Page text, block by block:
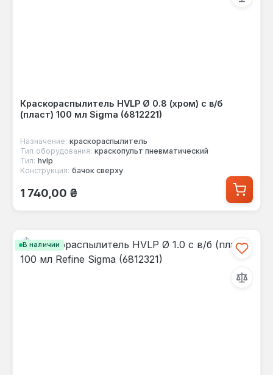
Краскораспылитель HVLP Ø 0.8 (хром) с в/б
(пласт) 100 мл Sigma (6812221)
Назначение: краскораспылитель
Тип оборудования: краскопульт пневматический
Тип: hvlp
Конструкция: бачок сверху
Обычная цена:
1 740,00 ₴
В наличии